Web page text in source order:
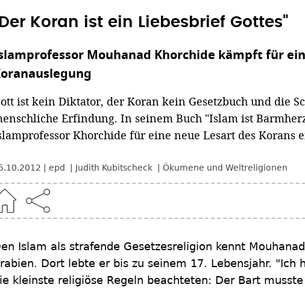
Koran ist ein Liebesbrief Gottes"
Mouhanad Khorchide kämpft für
ist kein Diktator, der Koran kein Gesetzbuch und die
Erfindung. In seinem Buch "Islam ist
Khorchide für eine neue Lesart des Korans
epd Judith Kubitscheck Ökumene und Weltreligionen
Islam als strafende Gesetzesreligion kennt
Dort lebte er bis zu seinem 17. Lebensjahr. "Ich
kleinste religiöse Regeln beachteten: Der Bart